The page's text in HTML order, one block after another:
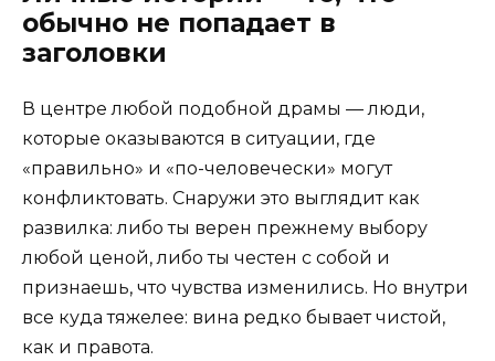
обычно не попадает в
заголовки
В центре любой подобной драмы — люди,
которые оказываются в ситуации, где
«правильно» и «по-человечески» могут
конфликтовать. Снаружи это выглядит как
развилка: либо ты верен прежнему выбору
любой ценой, либо ты честен с собой и
признаешь, что чувства изменились. Но внутри
все куда тяжелее: вина редко бывает чистой,
как и правота.